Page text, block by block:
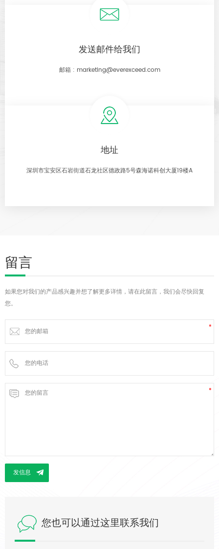
发送邮件给我们
邮箱 : marketing@everexceed.com
地址
深圳市宝安区石岩街道石龙社区德政路5号森海诺科创大厦19楼A
留言
如果您对我们的产品感兴趣并想了解更多详情，请在此留言，我们会尽快回复
您。
您也可以通过这里联系我们